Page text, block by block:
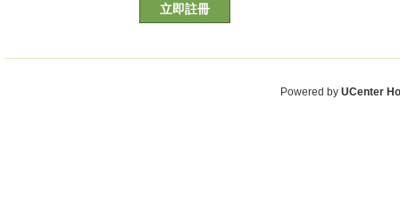
立即註冊
Powered by UCenter